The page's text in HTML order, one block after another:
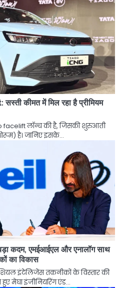
कीमत में मिल रहा है प्रीमियम
facelift लॉन्च की है, जिसकी शुरुआती
है। जानिए इसके…
कदम, एमईआईएल और एनालॉग साथ
का विकास
इंटेलिजेंस तकनीकों के विस्तार की
मेघा इंजीनियरिंग एंड…